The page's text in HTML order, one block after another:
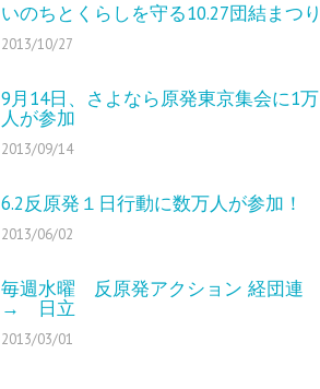
いのちとくらしを守る10.27団結まつり
2013/10/27
9月14日、さよなら原発東京集会に1万
人が参加
2013/09/14
6.2反原発１日行動に数万人が参加！
2013/06/02
毎週水曜 反原発アクション 経団連
→ 日立
2013/03/01